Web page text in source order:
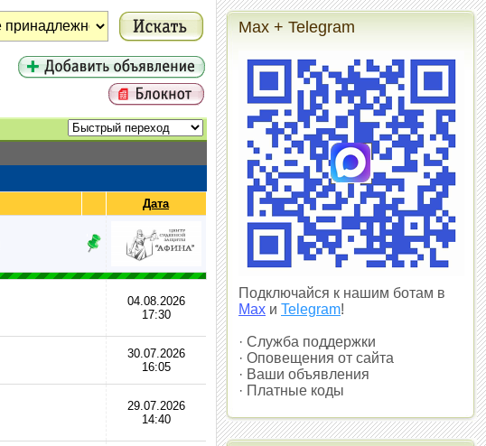
Дата
04.08.2026
17:30
30.07.2026
16:05
29.07.2026
14:40
Max + Telegram
Подключайся к нашим ботам в
Max и Telegram!
· Служба поддержки
· Оповещения от сайта
· Ваши объявления
· Платные коды